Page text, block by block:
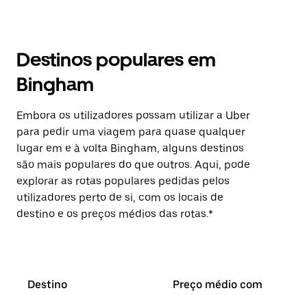
Destinos populares em
Bingham
Embora os utilizadores possam utilizar a Uber
para pedir uma viagem para quase qualquer
lugar em e à volta Bingham, alguns destinos
são mais populares do que outros. Aqui, pode
explorar as rotas populares pedidas pelos
utilizadores perto de si, com os locais de
destino e os preços médios das rotas.*
Destino
Preço médio com